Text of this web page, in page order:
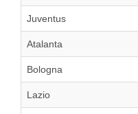
Juventus
Atalanta
Bologna
Lazio